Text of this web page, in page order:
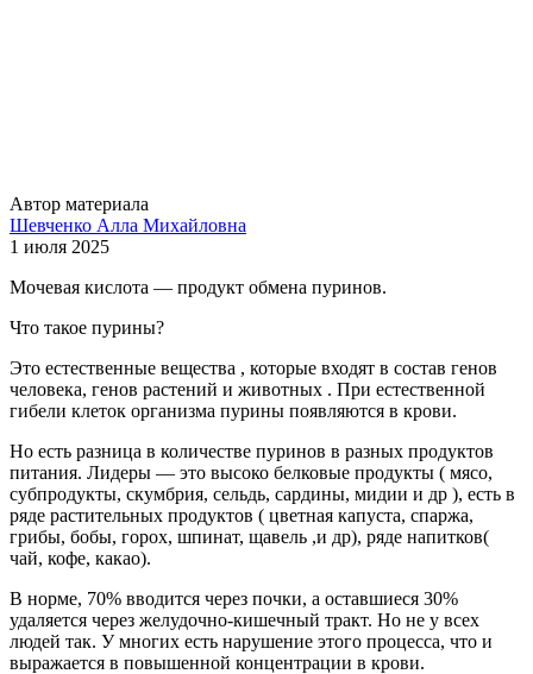
Автор материала
Шевченко Алла Михайловна
1 июля 2025
Мочевая кислота — продукт обмена пуринов.
Что такое пурины?
Это естественные вещества , которые входят в состав генов
человека, генов растений и животных . При естественной
гибели клеток организма пурины появляются в крови.
Но есть разница в количестве пуринов в разных продуктов
питания. Лидеры — это высоко белковые продукты ( мясо,
субпродукты, скумбрия, сельдь, сардины, мидии и др ), есть в
ряде растительных продуктов ( цветная капуста, спаржа,
грибы, бобы, горох, шпинат, щавель ,и др), ряде напитков(
чай, кофе, какао).
В норме, 70% вводится через почки, а оставшиеся 30%
удаляется через желудочно-кишечный тракт. Но не у всех
людей так. У многих есть нарушение этого процесса, что и
выражается в повышенной концентрации в крови.